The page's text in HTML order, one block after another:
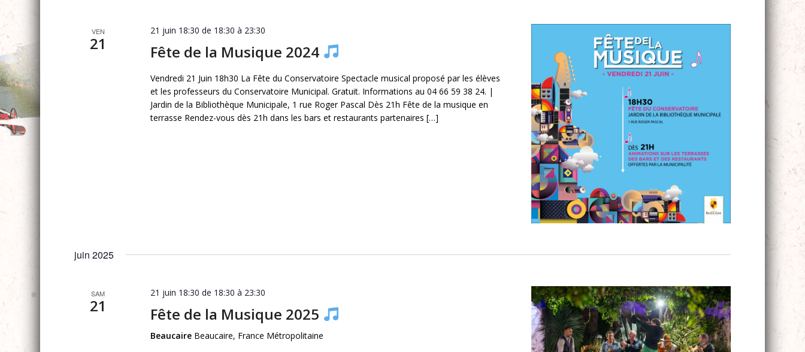
VEN
21
21 juin 18:30 de 18:30 à 23:30
Fête de la Musique 2024
Vendredi 21 Juin 18h30 La Fête du Conservatoire Spectacle musical proposé par les élèves
et les professeurs du Conservatoire Municipal. Gratuit. Informations au 04 66 59 38 24. |
Jardin de la Bibliothèque Municipale, 1 rue Roger Pascal Dès 21h Fête de la musique en
terrasse Rendez-vous dès 21h dans les bars et restaurants partenaires […]
juin 2025
SAM
21
21 juin 18:30 de 18:30 à 23:30
Fête de la Musique 2025
Beaucaire Beaucaire, France Métropolitaine